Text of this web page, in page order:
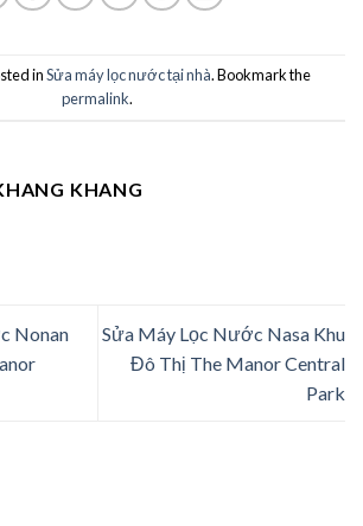
inSửa máy lọc nước tại nhà. Bookmark the
permalink.
KHANG
Nonan
Sửa Máy Lọc Nước Nasa Khu
Đô Thị The Manor Central
Park